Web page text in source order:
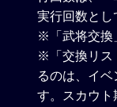
実行回数とし
※「武将交換
※「交換リス
るのは、イ
す。スカウト